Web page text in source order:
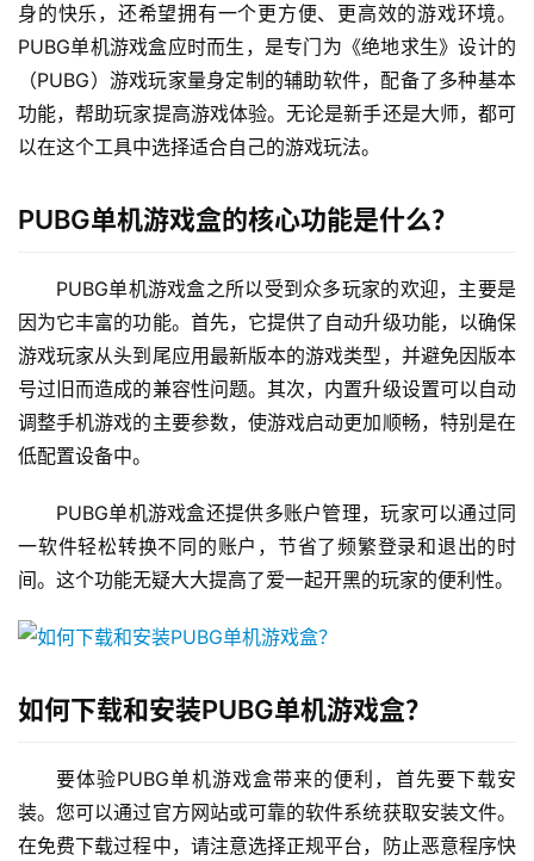
身的快乐，还希望拥有一个更方便、更高效的游戏环境。
PUBG单机游戏盒应时而生，是专门为《绝地求生》设计的
（PUBG）游戏玩家量身定制的辅助软件，配备了多种基本
功能，帮助玩家提高游戏体验。无论是新手还是大师，都可
以在这个工具中选择适合自己的游戏玩法。
PUBG单机游戏盒的核心功能是什么？
PUBG单机游戏盒之所以受到众多玩家的欢迎，主要是
因为它丰富的功能。首先，它提供了自动升级功能，以确保
游戏玩家从头到尾应用最新版本的游戏类型，并避免因版本
号过旧而造成的兼容性问题。其次，内置升级设置可以自动
调整手机游戏的主要参数，使游戏启动更加顺畅，特别是在
低配置设备中。
PUBG单机游戏盒还提供多账户管理，玩家可以通过同
一软件轻松转换不同的账户，节省了频繁登录和退出的时
间。这个功能无疑大大提高了爱一起开黑的玩家的便利性。
如何下载和安装PUBG单机游戏盒？
要体验PUBG单机游戏盒带来的便利，首先要下载安
装。您可以通过官方网站或可靠的软件系统获取安装文件。
在免费下载过程中，请注意选择正规平台，防止恶意程序快